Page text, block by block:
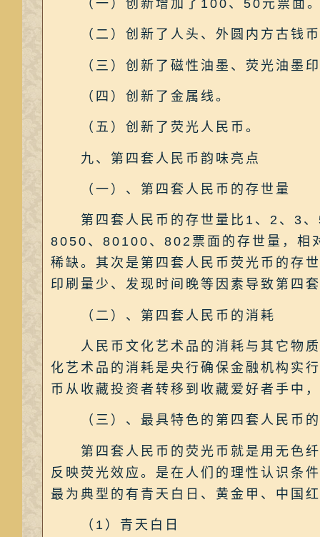
（一）创新增加了100、50元票面
（二）创新了人头、外圆内方古钱币
（三）创新了磁性油墨、荧光油墨
（四）创新了金属线。
（五）创新了荧光人民币。
九、第四套人民币韵味亮点
（一）、第四套人民币的存世量
第四套人民币的存世量比1、2、3、
8050、80100、802票面的存世量，相
稀缺。其次是第四套人民币荧光币的存
印刷量少、发现时间晚等因素导致第四
（二）、第四套人民币的消耗
人民币文化艺术品的消耗与其它物质
化艺术品的消耗是央行确保金融机构实
币从收藏投资者转移到收藏爱好者手中
（三）、最具特色的第四套人民币
第四套人民币的荧光币就是用无色纤
反映荧光效应。是在人们的理性认识条
最为典型的有青天白日、黄金甲、中国
（1）青天白日